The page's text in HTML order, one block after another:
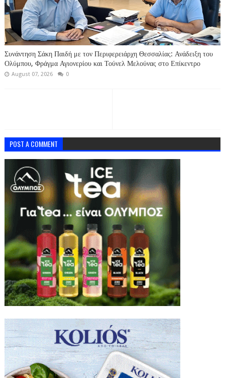
Συνάντηση Σάκη Παιδή με τον Περιφερειάρχη Θεσσαλίας: Ανάδειξη του
Ολύμπου, Φράγμα Αγιονερίου και Τούνελ Μελούνας στο Επίκεντρο
August 07, 2026 0
POST A COMMENT